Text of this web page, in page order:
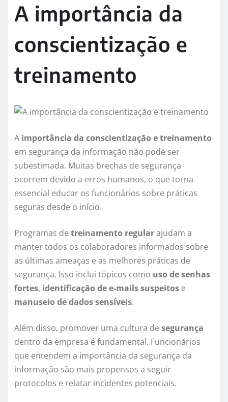
A importância da
conscientização e
treinamento
A importância da conscientização e treinamento
em segurança da informação não pode ser
subestimada. Muitas brechas de segurança
ocorrem devido a erros humanos, o que torna
essencial educar os funcionários sobre práticas
seguras desde o início.
Programas de treinamento regularajudam a
manter todos os colaboradores informados sobre
as últimas ameaças e as melhores práticas de
segurança. Isso inclui tópicos como uso de senhas
fortes, identificação de e-mails suspeitos e
manuseio de dados sensíveis.
Além disso, promover uma cultura de segurança
dentro da empresa é fundamental. Funcionários
que entendem a importância da segurança da
informação são mais propensos a seguir
protocolos e relatar incidentes potenciais.